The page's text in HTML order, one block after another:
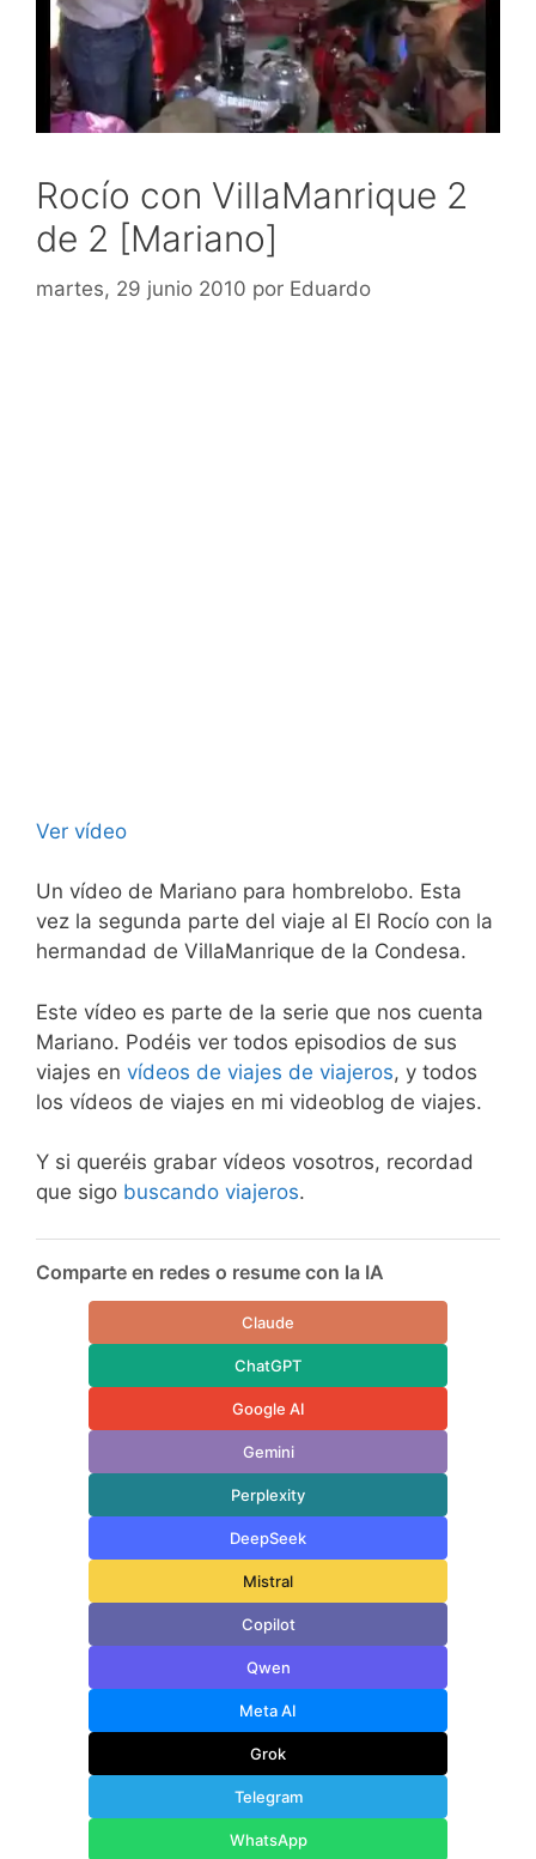
Rocío con VillaManrique 2
de 2 [Mariano]
martes, 29 junio 2010 por Eduardo
Ver vídeo
Un vídeo de Mariano para hombrelobo. Esta
vez la segunda parte del viaje al El Rocío con la
hermandad de VillaManrique de la Condesa.
Este vídeo es parte de la serie que nos cuenta
Mariano. Podéis ver todos episodios de sus
viajes en vídeos de viajes de viajeros, y todos
los vídeos de viajes en mi videoblog de viajes.
Y si queréis grabar vídeos vosotros, recordad
que sigo buscando viajeros.
Comparte en redes o resume con la IA
Claude
ChatGPT
Google AI
Gemini
Perplexity
DeepSeek
Mistral
Copilot
Qwen
Meta AI
Grok
Telegram
WhatsApp